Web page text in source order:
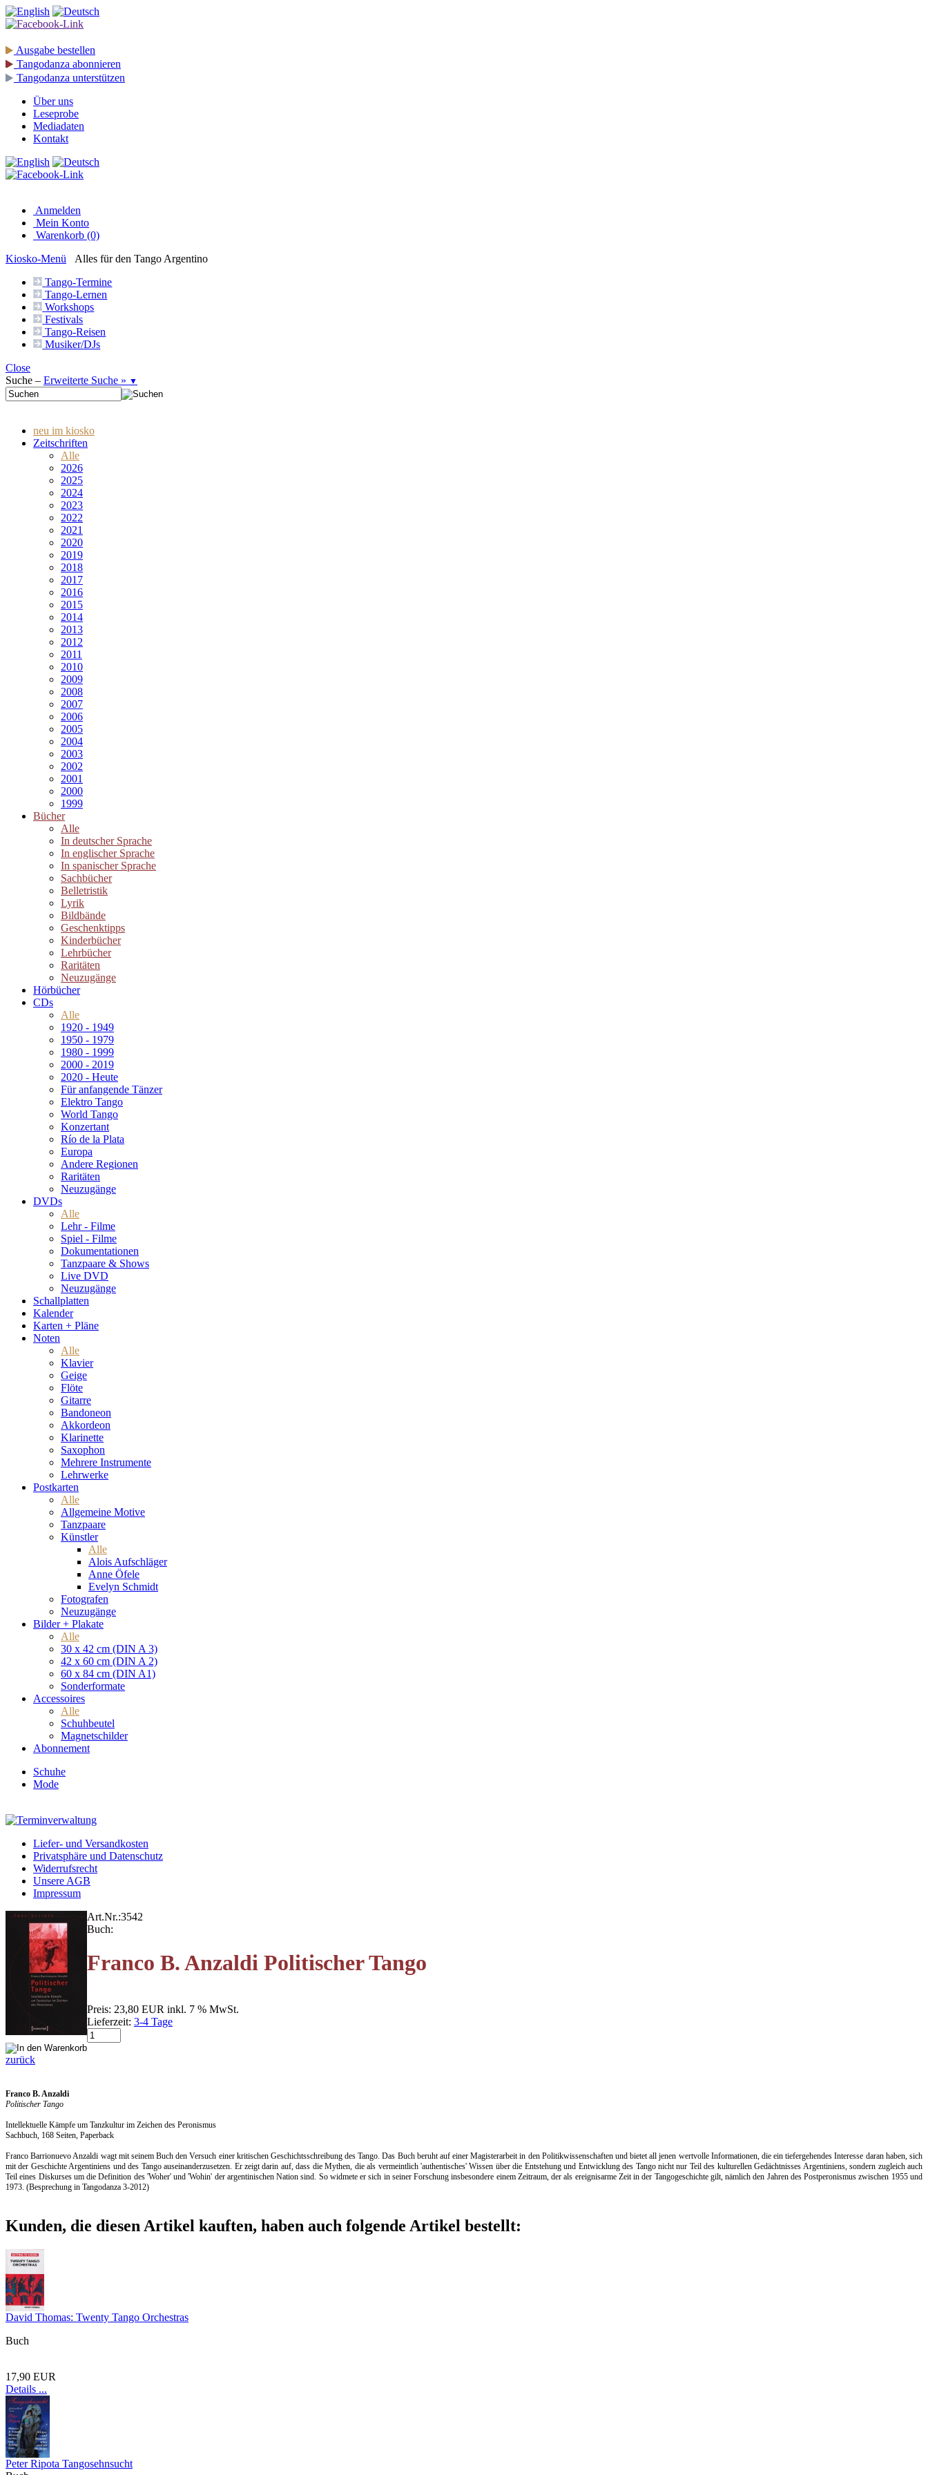
Ausgabe bestellen
Tangodanza abonnieren
Tangodanza unterstützen
Über uns
Leseprobe
Mediadaten
Kontakt
Anmelden
Mein Konto
Warenkorb (0)
Kiosko-Menü
Alles für den Tango Argentino
Tango-Termine
Tango-Lernen
Workshops
Festivals
Tango-Reisen
Musiker/DJs
Close
Suche – Erweiterte Suche » ▼
neu im kiosko
Zeitschriften
Alle
2026
2025
2024
2023
2022
2021
2020
2019
2018
2017
2016
2015
2014
2013
2012
2011
2010
2009
2008
2007
2006
2005
2004
2003
2002
2001
2000
1999
Bücher
Alle
In deutscher Sprache
In englischer Sprache
In spanischer Sprache
Sachbücher
Belletristik
Lyrik
Bildbände
Geschenktipps
Kinderbücher
Lehrbücher
Raritäten
Neuzugänge
Hörbücher
CDs
Alle
1920 - 1949
1950 - 1979
1980 - 1999
2000 - 2019
2020 - Heute
Für anfangende Tänzer
Elektro Tango
World Tango
Konzertant
Río de la Plata
Europa
Andere Regionen
Raritäten
Neuzugänge
DVDs
Alle
Lehr - Filme
Spiel - Filme
Dokumentationen
Tanzpaare & Shows
Live DVD
Neuzugänge
Schallplatten
Kalender
Karten + Pläne
Noten
Alle
Klavier
Geige
Flöte
Gitarre
Bandoneon
Akkordeon
Klarinette
Saxophon
Mehrere Instrumente
Lehrwerke
Postkarten
Alle
Allgemeine Motive
Tanzpaare
Künstler
Alle
Alois Aufschläger
Anne Öfele
Evelyn Schmidt
Fotografen
Neuzugänge
Bilder + Plakate
Alle
30 x 42 cm (DIN A 3)
42 x 60 cm (DIN A 2)
60 x 84 cm (DIN A1)
Sonderformate
Accessoires
Alle
Schuhbeutel
Magnetschilder
Abonnement
Schuhe
Mode
Liefer- und Versandkosten
Privatsphäre und Datenschutz
Widerrufsrecht
Unsere AGB
Impressum
Art.Nr.:3542
Buch:
Franco B. Anzaldi Politischer Tango
Preis: 23,80 EUR inkl. 7 % MwSt.
Lieferzeit: 3-4 Tage
zurück
Franco B. Anzaldi
Politischer Tango
Intellektuelle Kämpfe um Tanzkultur im Zeichen des Peronismus
Sachbuch, 168 Seiten, Paperback
Franco Barrionuevo Anzaldi wagt mit seinem Buch den Versuch einer kritischen Geschichtsschreibung des Tango. Das Buch beruht auf einer Magisterarbeit in den Politikwissenschaften und bietet all jenen wertvolle Informationen, die ein tiefergehendes Interesse daran haben, sich
mit der Geschichte Argentiniens und des Tango auseinanderzusetzen. Er zeigt darin auf, dass die Mythen, die als vermeintlich 'authentisches' Wissen über die Entstehung und Entwicklung des Tango nicht nur Teil des kulturellen Gedächtnisses Argentiniens, sondern zugleich auch
Teil eines Diskurses um die Definition des 'Woher' und 'Wohin' der argentinischen Nation sind. So widmete er sich in seiner Forschung insbesondere einem Zeitraum, der als ereignisarme Zeit in der Tangogeschichte gilt, nämlich den Jahren des Postperonismus zwischen 1955 und
1973. (Besprechung in Tangodanza 3-2012)
Kunden, die diesen Artikel kauften, haben auch folgende Artikel bestellt:
David Thomas: Twenty Tango Orchestras
Buch
17,90 EUR
Details ...
Peter Ripota Tangosehnsucht